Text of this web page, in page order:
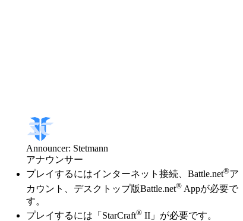
Announcer: Stetmann
アナウンサー
価格
Available actions
プレイするにはインターネット接続、Battle.net®ア
カウント、デスクトップ版Battle.net® Appが必要で
す。
プレイするには「StarCraft® II」が必要です。